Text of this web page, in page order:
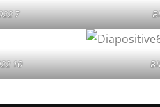
7
10